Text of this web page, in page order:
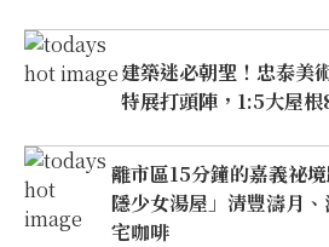
建築迷必朝聖！忠泰美
特展打頭陣，1:5大屋
離市區15分鐘的嘉義祕
隱少女湯屋」清豐濤月
宅咖啡